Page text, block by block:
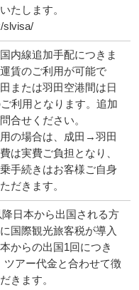
たします。
slvisa/
内線追加手配につきま
賃のご利用が可能で
または羽田空港間は日
利用となります。追加
合せください。
の場合は、成田→羽田
は実費ご負担となり、
手続きはお客様ご自身
だきます。
日本から出国される方
国際観光旅客税が導入
からの出国1回につき
ツアー代金と合わせて徴
きます。